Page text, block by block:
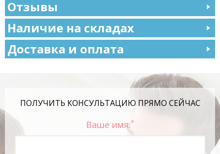
Отзывы
Наличие на складах
Доставка и оплата
ПОЛУЧИТЬ КОНСУЛЬТАЦИЮ ПРЯМО СЕЙЧАС
Ваше имя:*